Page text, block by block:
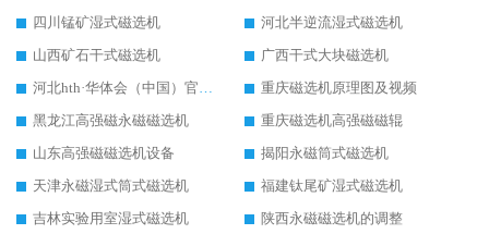
四川锰矿湿式磁选机
河北半逆流湿式磁选机
山西矿石干式磁选机
广西干式大块磁选机
河北hth·华体会（中国）官方网站-hth.com 工作视频
重庆磁选机原理图及视频
黑龙江高强磁永磁磁选机
重庆磁选机高强磁磁辊
山东高强磁磁选机设备
揭阳永磁筒式磁选机
天津永磁湿式筒式磁选机
福建钛尾矿湿式磁选机
吉林实验用室湿式磁选机
陕西永磁磁选机的调整